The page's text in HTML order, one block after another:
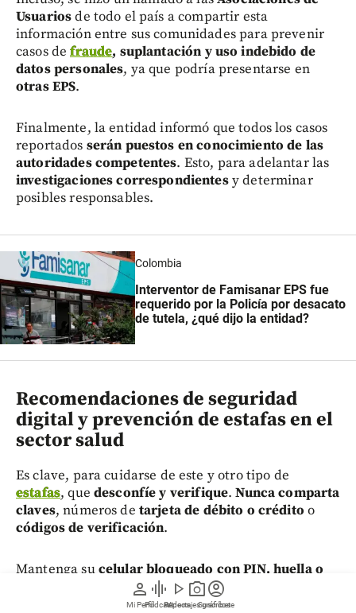
person
Mi Perfil
graphic_eq
Pódcast
play_arrow
Videos
photo_camera
Reportajes gráficos
account_circle
Suscríbete
Usuariosde todo el país a compartir esta
información entre sus comunidades para prevenir
casos defraude, suplantación y uso indebido de
datos personales, ya que podría presentarse en
otras EPS.
Finalmente, la entidad informó que todos los casos
reportados serán puestos en conocimiento de las
autoridades competentes. Esto, para adelantar las
investigaciones correspondientesy determinar
posibles responsables.
Colombia
Interventor de Famisanar EPS fue
requerido por la Policía por desacato
de tutela, ¿qué dijo la entidad?
Recomendaciones de seguridad
digital y prevención de estafas en el
sector salud
Es clave, para cuidarse de este y otro tipo de
estafas, que desconfíe y verifique.Nunca comparta
claves, números de tarjeta de débito o crédito o
códigos de verificación.
Mantenga sucelular bloqueado con PIN, huella o
reconocimiento facialy recuerde descargar
aplicaciones solo desdetiendas oficiales